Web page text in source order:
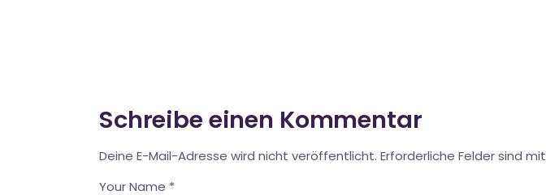
Schreibe einen Kommentar
Deine E-Mail-Adresse wird nicht veröffentlicht. Erforderliche Felder sind mit